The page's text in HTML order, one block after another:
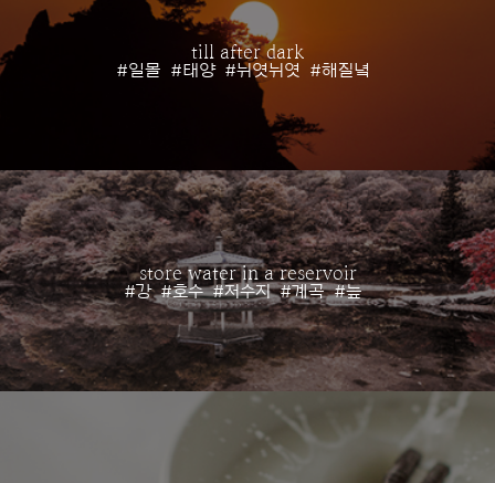
till after dark
#일몰 #태양 #뉘엿뉘엿 #해질녘
store water in a reservoir
#강 #호수 #저수지 #계곡 #늪